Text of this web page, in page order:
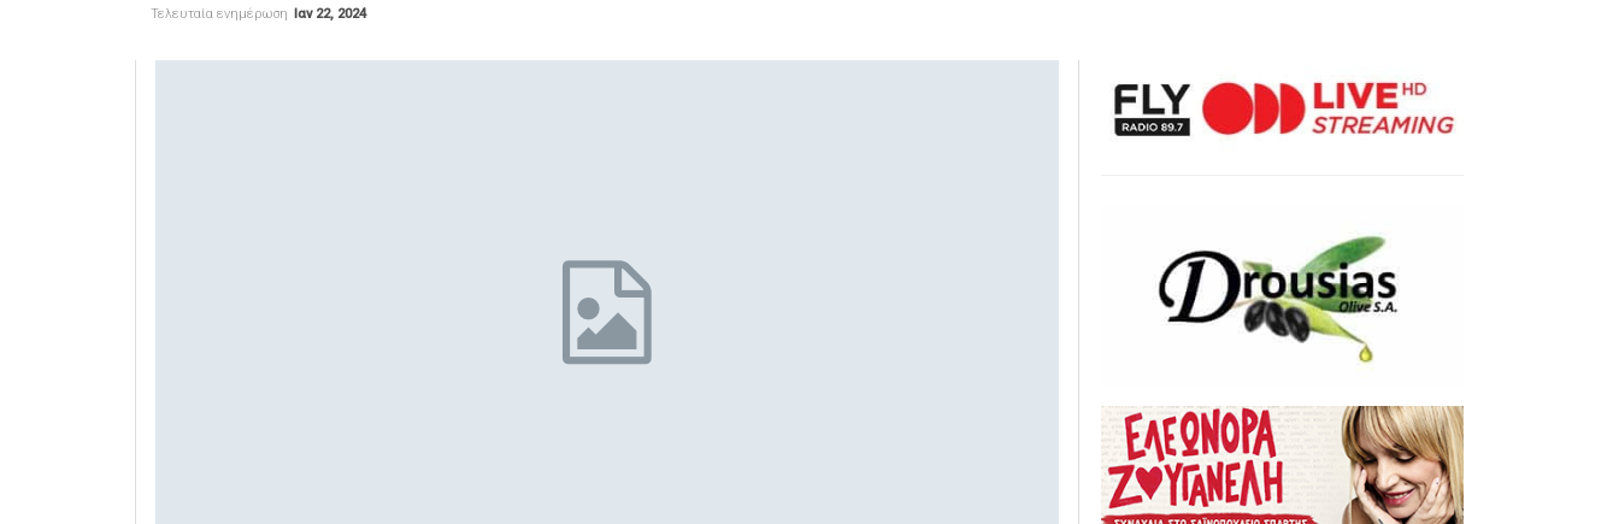
Τελευταία ενημέρωση Ιαν 22, 2024